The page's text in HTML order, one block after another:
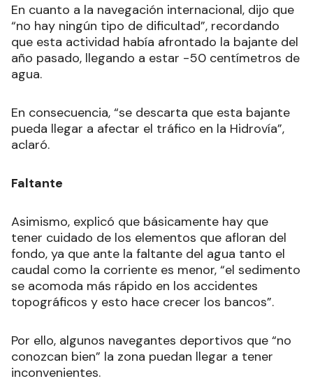
En cuanto a la navegación internacional, dijo que
“no hay ningún tipo de dificultad”, recordando
que esta actividad había afrontado la bajante del
año pasado, llegando a estar -50 centímetros de
agua.
En consecuencia, “se descarta que esta bajante
pueda llegar a afectar el tráfico en la Hidrovía”,
aclaró.
Faltante
Asimismo, explicó que básicamente hay que
tener cuidado de los elementos que afloran del
fondo, ya que ante la faltante del agua tanto el
caudal como la corriente es menor, “el sedimento
se acomoda más rápido en los accidentes
topográficos y esto hace crecer los bancos”.
Por ello, algunos navegantes deportivos que “no
conozcan bien” la zona puedan llegar a tener
inconvenientes.